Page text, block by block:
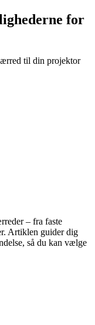
for
til din projektor
– fra faste
Artiklen guider dig
så du kan vælge